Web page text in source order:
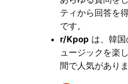
ティから回答を
です。
r/Kpop は、韓国
ュージックを楽
間で人気がありま